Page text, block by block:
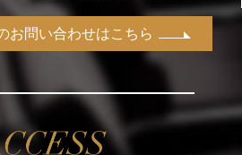
お問い合わせはこちら